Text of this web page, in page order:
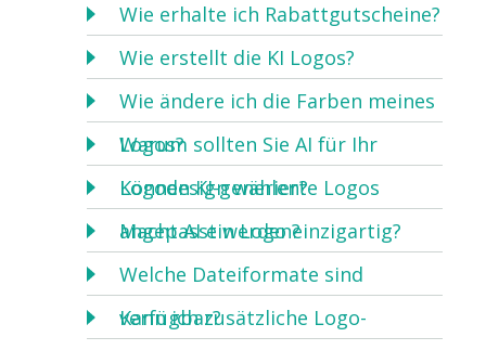
Wie erhalte ich Rabattgutscheine?
Wie erstellt die KI Logos?
Wie ändere ich die Farben meines
Logos?
Warum sollten Sie AI für Ihr
Logodesign wählen?
Können KI-generierte Logos
angepasst werden?
Macht AI ein Logo einzigartig?
Welche Dateiformate sind
verfügbar?
Kann ich zusätzliche Logo-